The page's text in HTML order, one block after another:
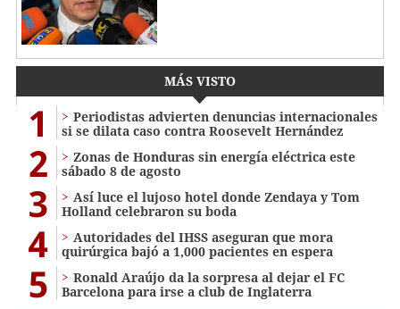
MÁS VISTO
1
Periodistas advierten denuncias internacionales
si se dilata caso contra Roosevelt Hernández
2
Zonas de Honduras sin energía eléctrica este
sábado 8 de agosto
3
Así luce el lujoso hotel donde Zendaya y Tom
Holland celebraron su boda
4
Autoridades del IHSS aseguran que mora
quirúrgica bajó a 1,000 pacientes en espera
5
Ronald Araújo da la sorpresa al dejar el FC
Barcelona para irse a club de Inglaterra